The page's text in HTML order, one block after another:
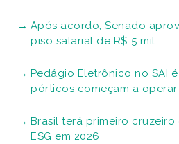
Após acordo, Senado
piso salarial de R$ 5 mil
Pedágio Eletrônico no SAI
pórticos começam a operar
Brasil terá primeiro
ESG em 2026